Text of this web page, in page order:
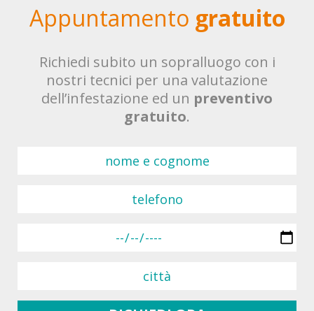
Appuntamento gratuito
Richiedi subito un sopralluogo con i
nostri tecnici per una valutazione
dell’infestazione ed un preventivo
gratuito.